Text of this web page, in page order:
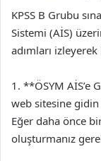
KPSS B Grubu
Sistemi (AİS)
adımları
1. **ÖSYM AİS’e
web sitesine gidin
Eğer daha önce
oluşturmanız